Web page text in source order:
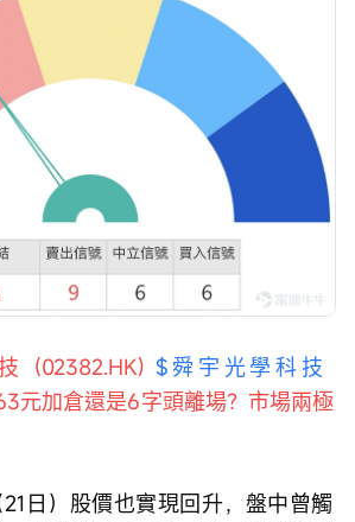
(02382.HK) $舜宇光學科技
元加倉還是6字頭離場？市場兩極